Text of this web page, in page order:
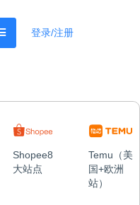
登录/注册
Shopee8
大站点
Temu（美
国+欧洲
站）